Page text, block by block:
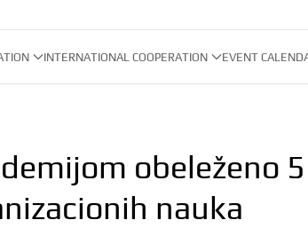
INTERNATIONAL COOPERATION EVENT
obeleženo
nauka